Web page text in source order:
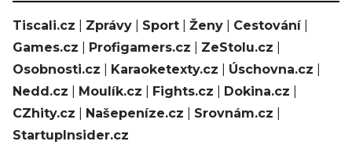
Tiscali.cz Zprávy Sport Ženy Cestování|
Games.cz
Profigamers.cz ZeStolu.cz
Osobnosti.cz
Karaoketexty.cz Úschovna.cz
Nedd.cz
Moulík.cz Fights.cz Dokina.cz
CZhity.cz
Našepeníze.cz Srovnám.cz
StartupInsider.cz